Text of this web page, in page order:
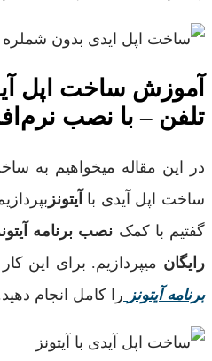
آموزش ساخت اپل
تلفن – با نصب
در این مقاله میخواهیم به
ساخت اپل آیدی با آیتونز
گفتیم با کمک نصب برنامه
رایگان میپردازیم. برای این
برنامه آیتونز را کامل انجام